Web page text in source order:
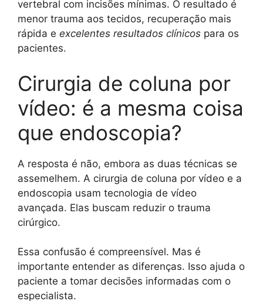
vertebral com incisões mínimas. O resultado é
menor trauma aos tecidos, recuperação mais
rápida e excelentes resultados clínicos para os
pacientes.
Cirurgia de coluna por
vídeo: é a mesma coisa
que endoscopia?
A resposta é não, embora as duas técnicas se
assemelhem. A cirurgia de coluna por vídeo e a
endoscopia usam tecnologia de vídeo
avançada. Elas buscam reduzir o trauma
cirúrgico.
Essa confusão é compreensível. Mas é
importante entender as diferenças. Isso ajuda o
paciente a tomar decisões informadas com o
especialista.